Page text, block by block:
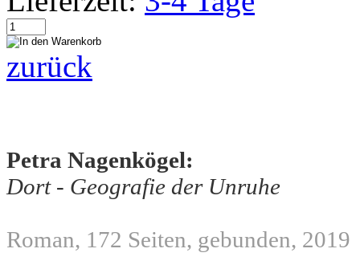
zurück
Petra Nagenkögel:
Dort - Geografie der Unruhe
Roman, 172 Seiten, gebunden, 2019